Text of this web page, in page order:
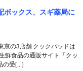
ボックス、スギ薬局に
京の3店舗 クックパッドは
鮮食品の通販サイト「クッ
の受[…]